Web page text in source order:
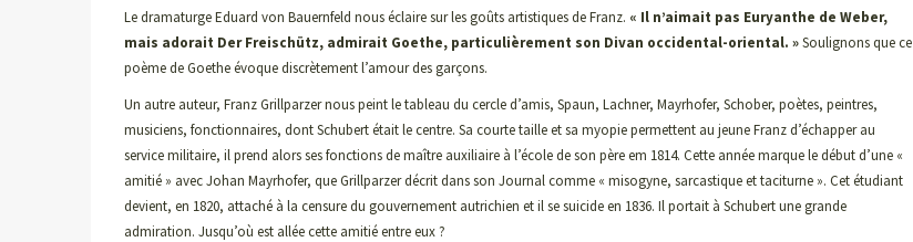
Le dramaturge Eduard von Bauernfeld nous éclaire sur les goûts artistiques de Franz. « Il n’aimait pas Euryanthe de Weber,
mais adorait Der Freischütz, admirait Goethe, particulièrement son Divan occidental-oriental. »Soulignons que ce
poème de Goethe évoque discrètement l’amour des garçons.
Un autre auteur, Franz Grillparzer nous peint le tableau du cercle d’amis, Spaun, Lachner, Mayrhofer, Schober, poètes, peintres,
musiciens, fonctionnaires, dont Schubert était le centre. Sa courte taille et sa myopie permettent au jeune Franz d’échapper au
service militaire, il prend alors ses fonctions de maître auxiliaire à l’école de son père em 1814. Cette année marque le début d’une «
amitié » avec Johan Mayrhofer, que Grillparzer décrit dans son Journal comme « misogyne, sarcastique et taciturne ». Cet étudiant
devient, en 1820, attaché à la censure du gouvernement autrichien et il se suicide en 1836. Il portait à Schubert une grande
admiration. Jusqu’où est allée cette amitié entre eux ?